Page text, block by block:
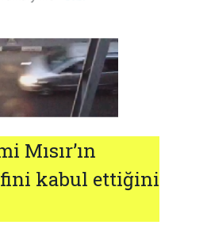
Mısır’ın
kabul ettiğini